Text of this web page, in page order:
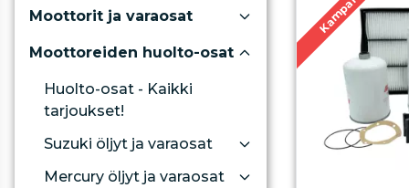
Moottorit ja varaosat
Moottoreiden huolto-osat
Huolto-osat - Kaikki
tarjoukset!
Suzuki öljyt ja varaosat
Mercury öljyt ja varaosat